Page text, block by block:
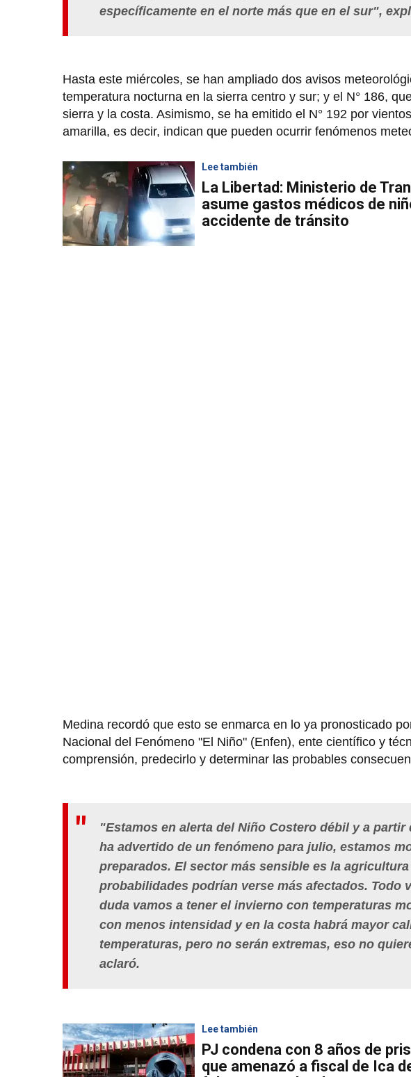
específicamente en el norte más que en el sur",
Hasta este miércoles, se han ampliado dos avisos
temperatura nocturna en la sierra centro y sur; y el N° 186,
sierra y la costa. Asimismo, se ha emitido el N° 192 por
amarilla, es decir, indican que pueden ocurrir fenómenos
Lee también
La Libertad: Ministerio de
asume gastos médicos de
accidente de tránsito
Medina recordó que esto se enmarca en lo ya pronosticado
Nacional del Fenómeno "El Niño" (Enfen), ente científico y
comprensión, predecirlo y determinar las probables
"Estamos en alerta del Niño Costero débil y a
ha advertido de un fenómeno para julio, estamos
preparados. El sector más sensible es la
probabilidades podrían verse más afectados. Todo
duda vamos a tener el invierno con temperaturas
con menos intensidad y en la costa habrá mayor
temperaturas, pero no serán extremas, eso no
aclaró.
Lee también
PJ condena con 8 años de
que amenazó a fiscal de Ica